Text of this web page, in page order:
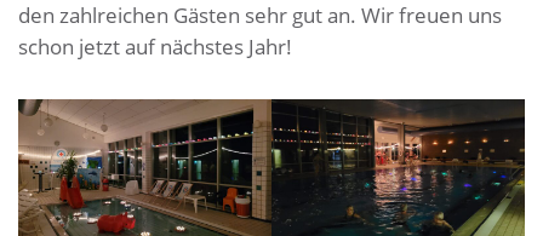
den zahlreichen Gästen sehr gut an. Wir freuen uns
schon jetzt auf nächstes Jahr!